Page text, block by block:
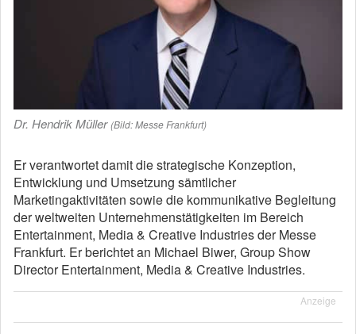
Dr. Hendrik Müller (Bild: Messe Frankfurt)
Er verantwortet damit die strategische Konzeption,
Entwicklung und Umsetzung sämtlicher
Marketingaktivitäten sowie die kommunikative Begleitung
der weltweiten Unternehmenstätigkeiten im Bereich
Entertainment, Media & Creative Industries der Messe
Frankfurt. Er berichtet an Michael Biwer, Group Show
Director Entertainment, Media & Creative Industries.
Anzeige